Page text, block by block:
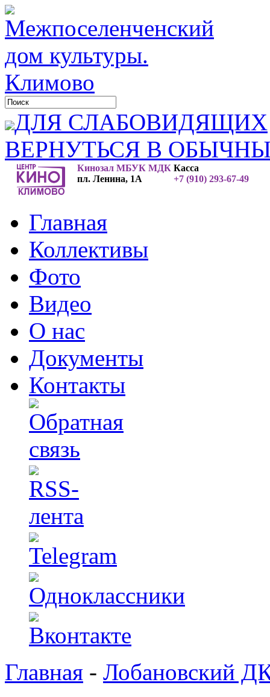
ДЛЯ СЛАБОВИДЯЩИХ
ВЕРНУТЬСЯ В
Кинозал МБУК МДК
пл. Ленина, 1А
Касса
+7 (910) 293-67-49
Главная
Коллективы
Фото
Видео
О нас
Документы
Контакты
Главная - Лобановский